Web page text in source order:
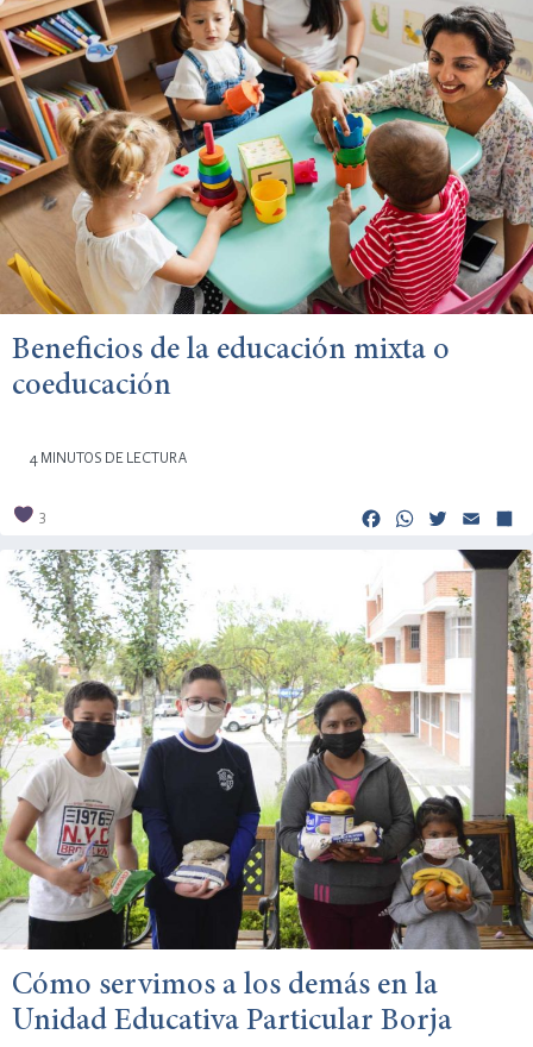
Beneficios de la educación mixta o
coeducación
4 MINUTOS DE LECTURA
3 Facebook
Cómo servimos a los demás en la
Unidad Educativa Particular Borja